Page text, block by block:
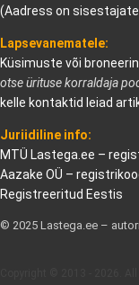
(Aadress on
Lapsevanematele:
Küsimuste või
otse ürituse korraldaja
kelle kontaktid leiad
Juriidiline info:
MTÜ Lastega.ee –
Aazake OÜ –
Registreeritud Eestis
© 2025 Lastega.ee –